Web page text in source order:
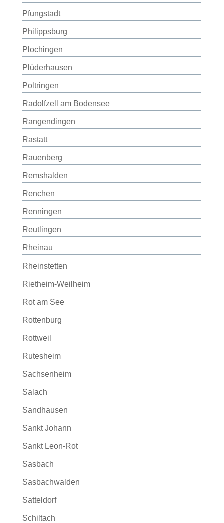
Pfungstadt
Philippsburg
Plochingen
Plüderhausen
Poltringen
Radolfzell am Bodensee
Rangendingen
Rastatt
Rauenberg
Remshalden
Renchen
Renningen
Reutlingen
Rheinau
Rheinstetten
Rietheim-Weilheim
Rot am See
Rottenburg
Rottweil
Rutesheim
Sachsenheim
Salach
Sandhausen
Sankt Johann
Sankt Leon-Rot
Sasbach
Sasbachwalden
Satteldorf
Schiltach